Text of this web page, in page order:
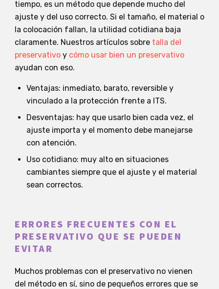
tiempo, es un método que depende mucho del
ajuste y del uso correcto. Si el tamaño, el material o
la colocación fallan, la utilidad cotidiana baja
claramente. Nuestros artículos sobre talla del
preservativo y cómo usar bien un preservativo
ayudan con eso.
Ventajas: inmediato, barato, reversible y
vinculado a la protección frente a ITS.
Desventajas: hay que usarlo bien cada vez, el
ajuste importa y el momento debe manejarse
con atención.
Uso cotidiano: muy alto en situaciones
cambiantes siempre que el ajuste y el material
sean correctos.
ERRORES FRECUENTES CON EL
PRESERVATIVO QUE SE PUEDEN
EVITAR
Muchos problemas con el preservativo no vienen
del método en sí, sino de pequeños errores que se